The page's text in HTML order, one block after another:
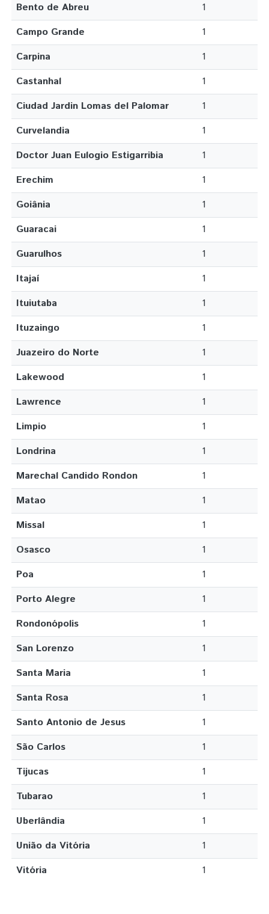
Bento de Abreu
1
Campo Grande
1
Carpina
1
Castanhal
1
Ciudad Jardin Lomas del Palomar
1
Curvelandia
1
Doctor Juan Eulogio Estigarribia
1
Erechim
1
Goiânia
1
Guaracai
1
Guarulhos
1
Itajaí
1
Ituiutaba
1
Ituzaingo
1
Juazeiro do Norte
1
Lakewood
1
Lawrence
1
Limpio
1
Londrina
1
Marechal Candido Rondon
1
Matao
1
Missal
1
Osasco
1
Poa
1
Porto Alegre
1
Rondonópolis
1
San Lorenzo
1
Santa Maria
1
Santa Rosa
1
Santo Antonio de Jesus
1
São Carlos
1
Tijucas
1
Tubarao
1
Uberlândia
1
União da Vitória
1
Vitória
1